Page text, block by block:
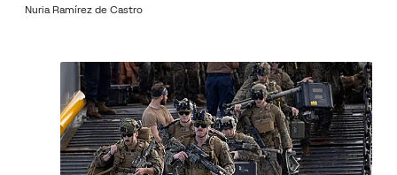
Nuria Ramírez de Castro